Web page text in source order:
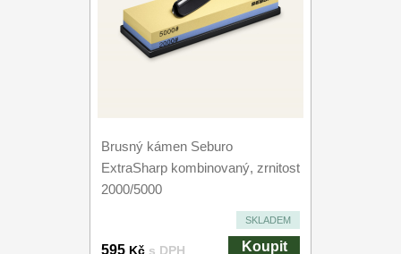
Brusný kámen Seburo
ExtraSharp kombinovaný, zrnitost
2000/5000
SKLADEM
595 Kč s DPH Koupit